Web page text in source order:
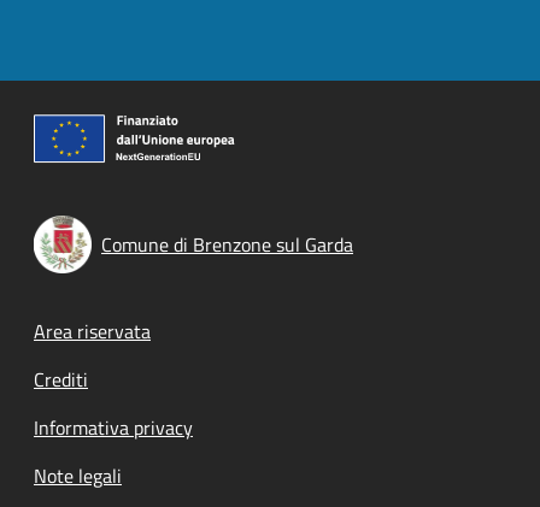
Comune di Brenzone sul Garda
Footer menu
Area riservata
Crediti
Informativa privacy
Note legali